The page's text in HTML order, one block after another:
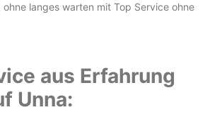
langes warten mit Top Service ohne
aus Erfahrung
Unna: